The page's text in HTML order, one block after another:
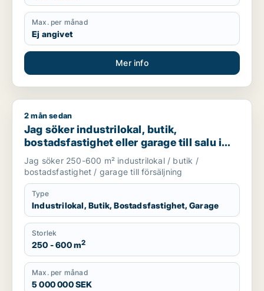
Max. per månad
Ej angivet
Mer info
Jag söker industrilokal, butik, bostadsfastighet eller garage
2 mån sedan
Jag söker industrilokal, butik,
bostadsfastighet eller garage till salu i
Skåne
Jag söker 250-600 m² industrilokal / butik /
bostadsfastighet / garage till försäljning
Type
Industrilokal, Butik, Bostadsfastighet, Garage
Storlek
250 - 600 m2
Max. per månad
5 000 000 SEK